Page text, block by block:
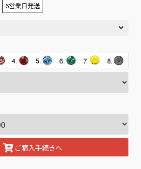
6営業日発送
ご購入手続きへ